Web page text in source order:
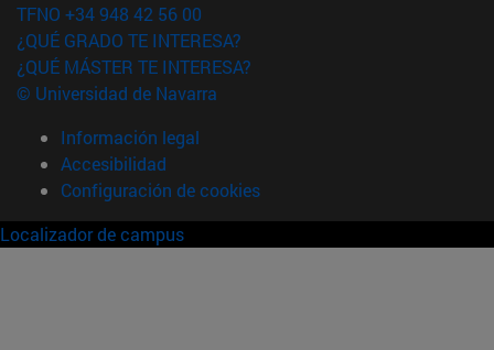
TFNO +34 948 42 56 00
¿QUÉ GRADO TE INTERESA?
¿QUÉ MÁSTER TE INTERESA?
© Universidad de Navarra
Información legal
Accesibilidad
Configuración de cookies
Localizador de campus